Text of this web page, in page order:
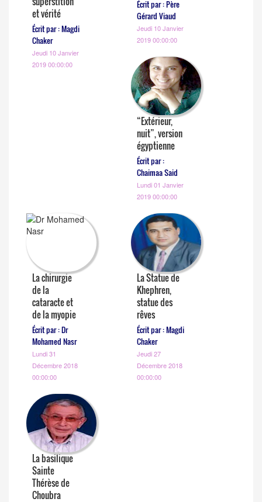
et vérité
Écrit par : Magdi
Chaker
Jeudi 10 Janvier
2019 00:00:00
Écrit par : Père
Gérard Viaud
Jeudi 10 Janvier
2019 00:00:00
“Extérieur,
nuit”, version
égyptienne
Écrit par :
Chaimaa Said
Lundi 01 Janvier
2019 00:00:00
La chirurgie
de la
cataracte et
de la myopie
Écrit par : Dr
Mohamed Nasr
Lundi 31
Décembre 2018
00:00:00
La Statue de
Khephren,
statue des
rêves
Écrit par : Magdi
Chaker
Jeudi 27
Décembre 2018
00:00:00
La basilique
Sainte
Thérèse de
Choubra